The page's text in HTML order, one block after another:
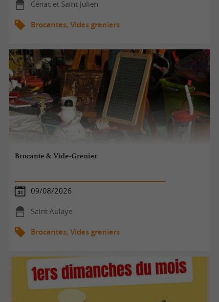
Cénac et Saint Julien
Brocantes, Vides greniers
Brocante & Vide-Grenier
09/08/2026
Saint Aulaye
Brocantes, Vides greniers